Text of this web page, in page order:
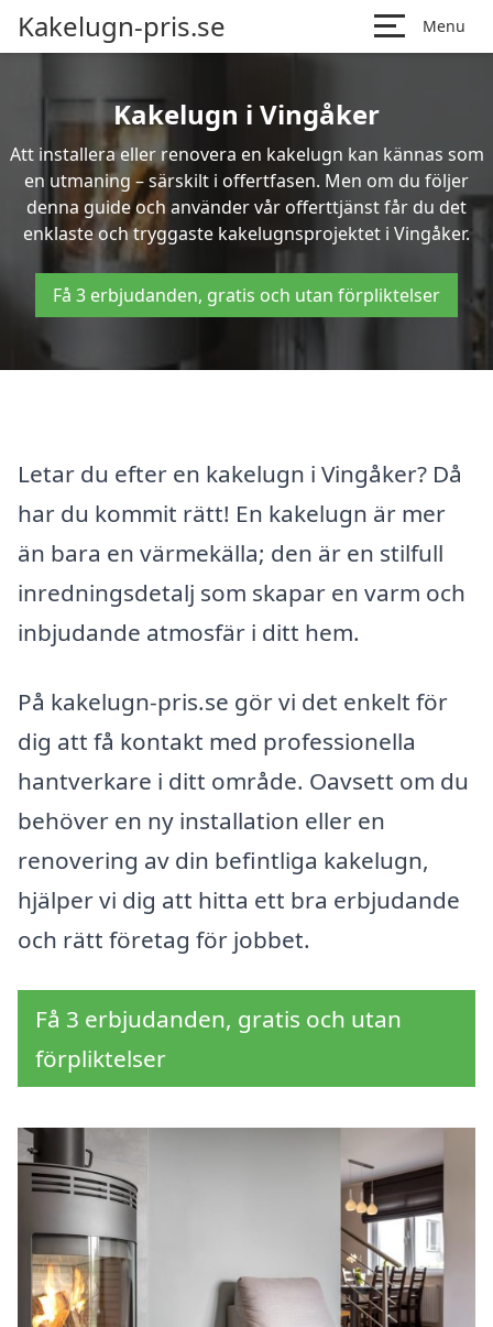
Kakelugn-pris.se Menu
Kakelugn i Vingåker
Att installera eller renovera en kakelugn kan kännas som
en utmaning – särskilt i offertfasen. Men om du följer
denna guide och använder vår offerttjänst får du det
enklaste och tryggaste kakelugnsprojektet i Vingåker.
Få 3 erbjudanden, gratis och utan förpliktelser
Letar du efter en kakelugn i Vingåker? Då
har du kommit rätt! En kakelugn är mer
än bara en värmekälla; den är en stilfull
inredningsdetalj som skapar en varm och
inbjudande atmosfär i ditt hem.
På kakelugn-pris.se gör vi det enkelt för
dig att få kontakt med professionella
hantverkare i ditt område. Oavsett om du
behöver en ny installation eller en
renovering av din befintliga kakelugn,
hjälper vi dig att hitta ett bra erbjudande
och rätt företag för jobbet.
Få 3 erbjudanden, gratis och utan
förpliktelser